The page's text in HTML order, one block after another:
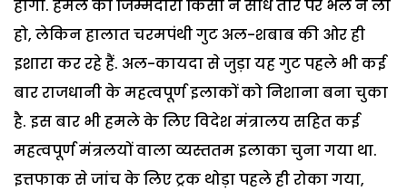
होगा. हमले की जिम्मेदारी किसी ने सीधे तौर पर भले न ली
हो, लेकिन हालात चरमपंथी गुट अल-शबाब की ओर ही
इशारा कर रहे हैं. अल-कायदा से जुड़ा यह गुट पहले भी कई
बार राजधानी के महत्वपूर्ण इलाकों को निशाना बना चुका
है. इस बार भी हमले के लिए विदेश मंत्रालय सहित कई
महत्वपूर्ण मंत्रलयों वाला व्यस्ततम इलाका चुना गया था.
इत्तफाक से जांच के लिए ट्रक थोड़ा पहले ही रोका गया,